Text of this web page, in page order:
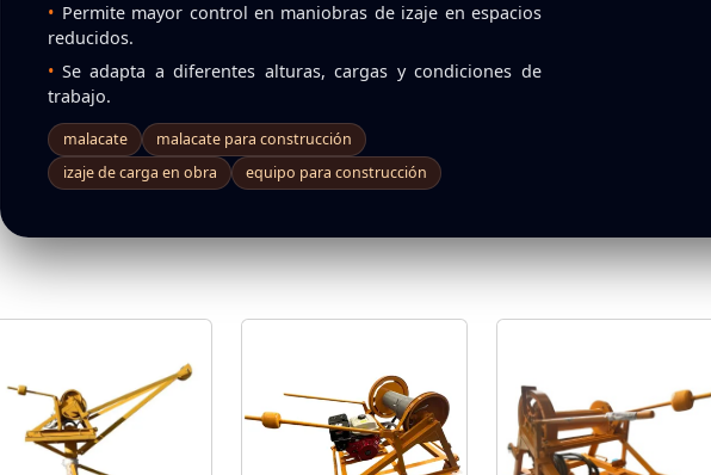
Permite mayor control en maniobras de izaje en espacios
reducidos.
Se adapta a diferentes alturas, cargas y condiciones de
trabajo.
malacate
malacate para construcción
izaje de carga en obra
equipo para construcción